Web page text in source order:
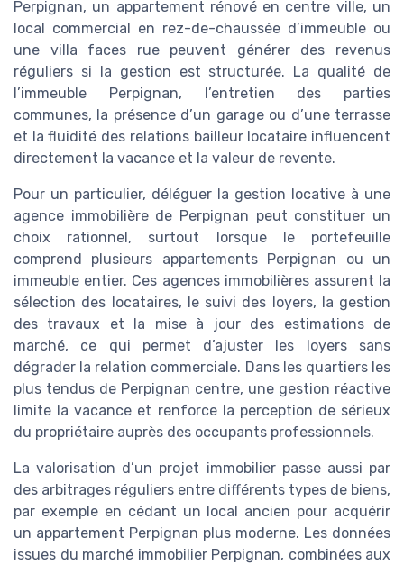
Perpignan, un appartement rénové en centre ville, un
local commercial en rez-de-chaussée d’immeuble ou
une villa faces rue peuvent générer des revenus
réguliers si la gestion est structurée. La qualité de
l’immeuble Perpignan, l’entretien des parties
communes, la présence d’un garage ou d’une terrasse
et la fluidité des relations bailleur locataire influencent
directement la vacance et la valeur de revente.
Pour un particulier, déléguer la gestion locative à une
agence immobilière de Perpignan peut constituer un
choix rationnel, surtout lorsque le portefeuille
comprend plusieurs appartements Perpignan ou un
immeuble entier. Ces agences immobilières assurent la
sélection des locataires, le suivi des loyers, la gestion
des travaux et la mise à jour des estimations de
marché, ce qui permet d’ajuster les loyers sans
dégrader la relation commerciale. Dans les quartiers les
plus tendus de Perpignan centre, une gestion réactive
limite la vacance et renforce la perception de sérieux
du propriétaire auprès des occupants professionnels.
La valorisation d’un projet immobilier passe aussi par
des arbitrages réguliers entre différents types de biens,
par exemple en cédant un local ancien pour acquérir
un appartement Perpignan plus moderne. Les données
issues du marché immobilier Perpignan, combinées aux